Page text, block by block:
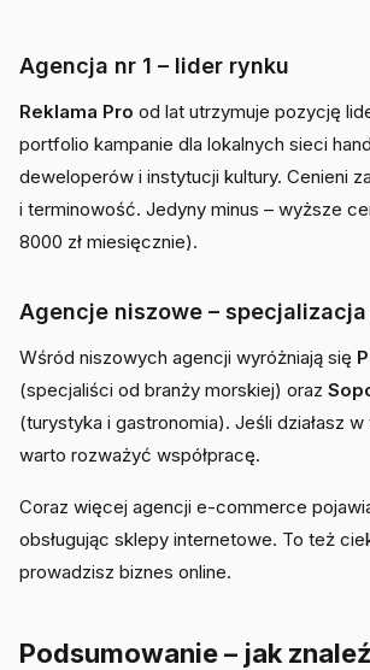
Agencja nr 1 – lider rynku
Reklama Pro od lat utrzymuje pozycję
portfolio kampanie dla lokalnych sieci
deweloperów i instytucji kultury. Cenieni
i terminowość. Jedyny minus – wyższe
8000 zł miesięcznie).
Agencje niszowe – specjalizacja
Wśród niszowych agencji wyróżniają się
(specjaliści od branży morskiej) oraz
(turystyka i gastronomia). Jeśli działasz
warto rozważyć współpracę.
Coraz więcej agencji e-commerce
obsługując sklepy internetowe. To też
prowadzisz biznes online.
Podsumowanie – jak